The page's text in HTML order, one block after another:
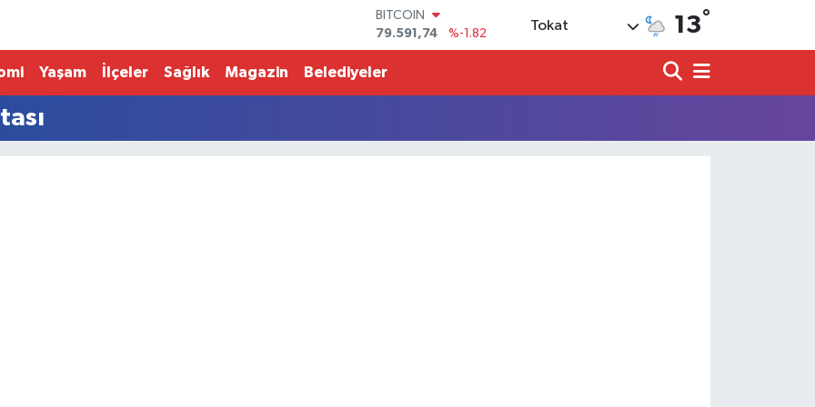
BITCOIN
79.591,74
%-1.82
DOLAR
45,43620
61,60380
%0.18
Tokat 13°
Yaşam İlçeler Sağlık Magazin Belediyeler